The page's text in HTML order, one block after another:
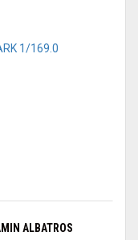
ALBATROS